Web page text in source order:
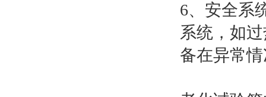
6、安全系
系统，如
备在异常